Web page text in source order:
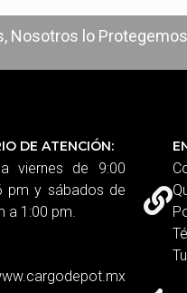
Nosotros lo
DE ATENCIÓN:
viernes de 9:00
pm y sábados de
a 1:00 pm.